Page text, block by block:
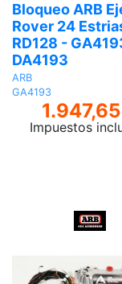
Bloqueo ARB
Rover 24
RD128 -
DA4193
ARB
GA4193
Impuestos